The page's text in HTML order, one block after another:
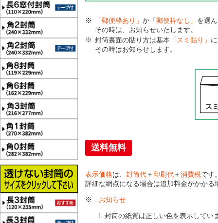
「郵便枠あり」 か 「郵便枠なし」 を選
その時は、お知らせいたします。
封筒裏面の貼り方は基本 「スミ貼り」
その時はお知らせします。
送料無料
表示価格は、 封筒代 ＋ 印刷代 ＋ 消費税です
詳細な網点になる場合は追加料金がかかる
※ お知らせ
封筒の紙質は正しい色を表示してい